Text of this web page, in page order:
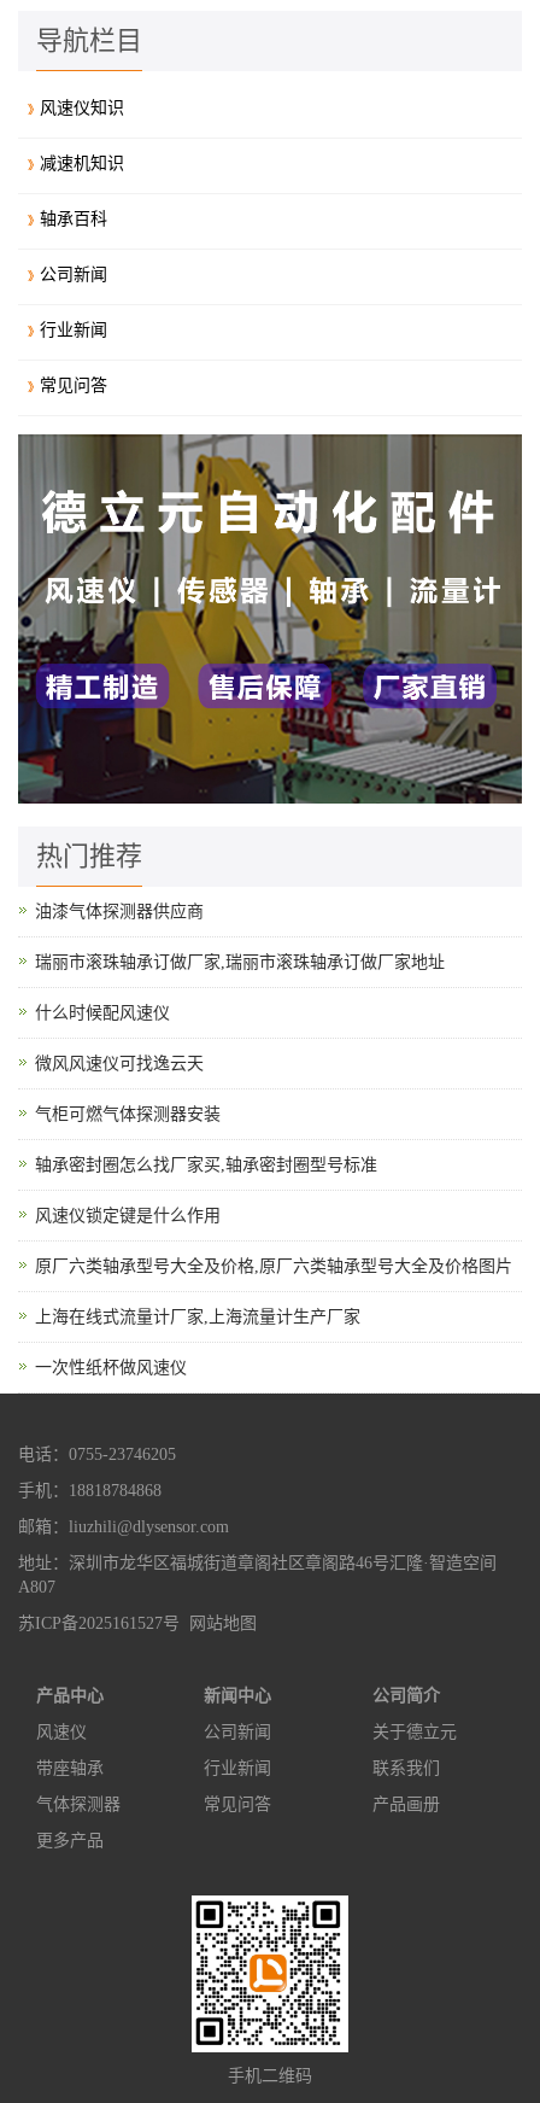
导航栏目
风速仪知识
减速机知识
轴承百科
公司新闻
行业新闻
常见问答
热门推荐
油漆气体探测器供应商
瑞丽市滚珠轴承订做厂家,瑞丽市滚珠轴承订做厂家地址
什么时候配风速仪
微风风速仪可找逸云天
气柜可燃气体探测器安装
轴承密封圈怎么找厂家买,轴承密封圈型号标准
风速仪锁定键是什么作用
原厂六类轴承型号大全及价格,原厂六类轴承型号大全及价格图片
上海在线式流量计厂家,上海流量计生产厂家
一次性纸杯做风速仪
电话：0755-23746205
手机：18818784868
邮箱：liuzhili@dlysensor.com
地址：深圳市龙华区福城街道章阁社区章阁路46号汇隆·智造空间
A807
苏ICP备2025161527号
网站地图
产品中心
风速仪
带座轴承
气体探测器
更多产品
新闻中心
公司新闻
行业新闻
常见问答
公司简介
关于德立元
联系我们
产品画册
手机二维码